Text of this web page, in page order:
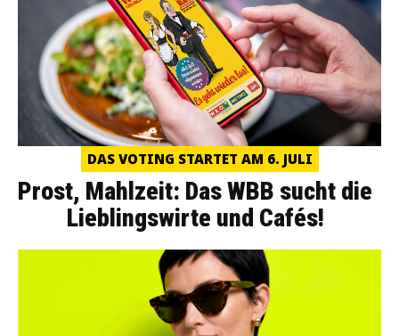
DAS VOTING STARTET AM 6. JULI
Prost, Mahlzeit: Das WBB sucht die
Lieblingswirte und Cafés!